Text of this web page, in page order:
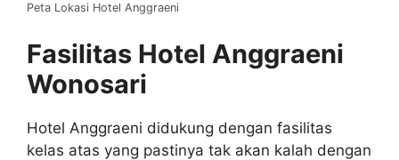
Peta Lokasi Hotel Anggraeni
Fasilitas Hotel Anggraeni
Wonosari
Hotel Anggraeni didukung dengan fasilitas
kelas atas yang pastinya tak akan kalah dengan